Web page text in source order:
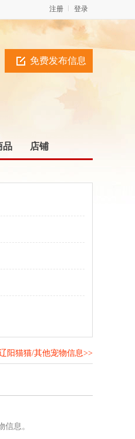
登录
注册
免费发布信息
品 店铺
阳猫猫/其他宠物信息>>
息。